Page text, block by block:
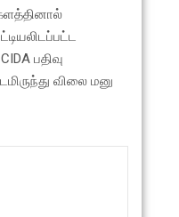
பதிவு
விலை மனு